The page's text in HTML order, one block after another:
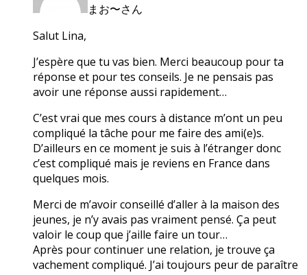
まお〜さん
Salut Lina,
J’espère que tu vas bien. Merci beaucoup pour ta
réponse et pour tes conseils. Je ne pensais pas
avoir une réponse aussi rapidement…
C’est vrai que mes cours à distance m’ont un peu
compliqué la tâche pour me faire des ami(e)s.
D’ailleurs en ce moment je suis à l’étranger donc
c’est compliqué mais je reviens en France dans
quelques mois.
Merci de m’avoir conseillé d’aller à la maison des
jeunes, je n’y avais pas vraiment pensé. Ça peut
valoir le coup que j’aille faire un tour…
Après pour continuer une relation, je trouve ça
vachement compliqué. J’ai toujours peur de paraître